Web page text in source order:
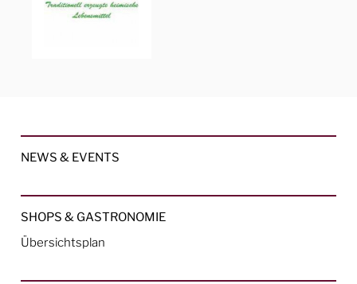
NEWS & EVENTS
SHOPS & GASTRONOMIE
Übersichtsplan